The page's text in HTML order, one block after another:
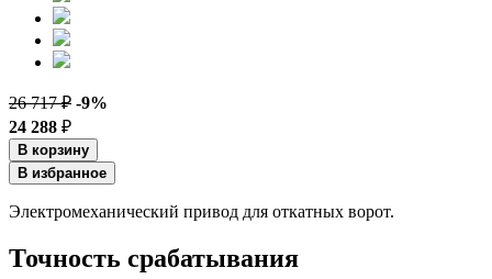
26 717 ₽ -9%
24 288 ₽
В корзину
В избранное
Электромеханический привод для откатных ворот.
Точность срабатывания